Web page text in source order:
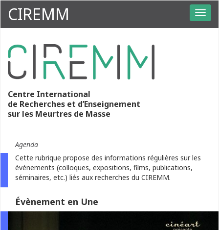
CIREMM
Centre International
de Recherches et d’Enseignement
sur les Meurtres de Masse
Agenda
Cette rubrique propose des informations régulières sur les
événements (colloques, expositions, films, publications,
séminaires, etc.) liés aux recherches du CIREMM.
Évènement en Une